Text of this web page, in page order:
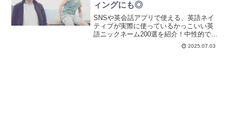
ィングにも◎
SNSや英会話アプリで使える、英語ネイ
ティブが実際に使っているかっこいい英
語ニックネーム200選を紹介！中性的でお
しゃれな名前から未来的なニックネーム
まで網羅。英語学習や海外留学にも役立
2025.07.03